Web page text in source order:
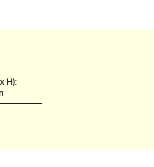
H):